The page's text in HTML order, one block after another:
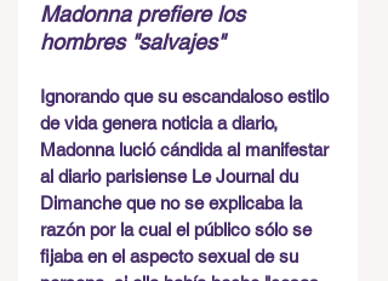
Madonna prefiere los
hombres "salvajes"
Ignorando que su escandaloso estilo
de vida genera noticia a diario,
Madonna lució cándida al manifestar
al diario parisiense Le Journal du
Dimanche que no se explicaba la
razón por la cual el público sólo se
fijaba en el aspecto sexual de su